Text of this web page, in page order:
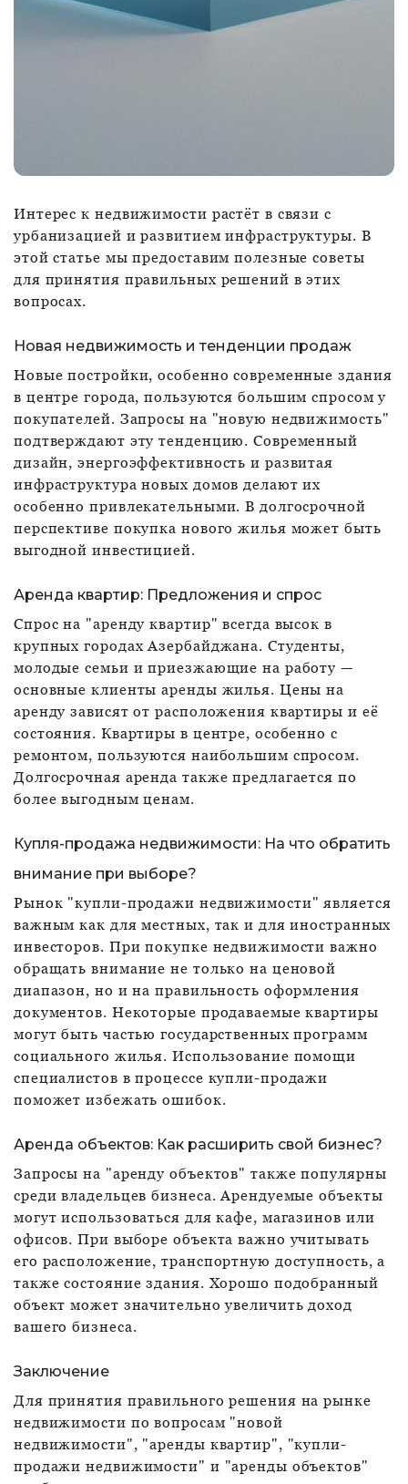
Интерес к недвижимости растёт в связи с
урбанизацией и развитием инфраструктуры. В
этой статье мы предоставим полезные советы
для принятия правильных решений в этих
вопросах.
Новая недвижимость и тенденции продаж
Новые постройки, особенно современные здания
в центре города, пользуются большим спросом у
покупателей. Запросы на "новую недвижимость"
подтверждают эту тенденцию. Современный
дизайн, энергоэффективность и развитая
инфраструктура новых домов делают их
особенно привлекательными. В долгосрочной
перспективе покупка нового жилья может быть
выгодной инвестицией.
Аренда квартир: Предложения и спрос
Спрос на "аренду квартир" всегда высок в
крупных городах Азербайджана. Студенты,
молодые семьи и приезжающие на работу —
основные клиенты аренды жилья. Цены на
аренду зависят от расположения квартиры и её
состояния. Квартиры в центре, особенно с
ремонтом, пользуются наибольшим спросом.
Долгосрочная аренда также предлагается по
более выгодным ценам.
Купля-продажа недвижимости: На что обратить
внимание при выборе?
Рынок "купли-продажи недвижимости" является
важным как для местных, так и для иностранных
инвесторов. При покупке недвижимости важно
обращать внимание не только на ценовой
диапазон, но и на правильность оформления
документов. Некоторые продаваемые квартиры
могут быть частью государственных программ
социального жилья. Использование помощи
специалистов в процессе купли-продажи
поможет избежать ошибок.
Аренда объектов: Как расширить свой бизнес?
Запросы на "аренду объектов" также популярны
среди владельцев бизнеса. Арендуемые объекты
могут использоваться для кафе, магазинов или
офисов. При выборе объекта важно учитывать
его расположение, транспортную доступность, а
также состояние здания. Хорошо подобранный
объект может значительно увеличить доход
вашего бизнеса.
Заключение
Для принятия правильного решения на рынке
недвижимости по вопросам "новой
недвижимости", "аренды квартир", "купли-
продажи недвижимости" и "аренды объектов"